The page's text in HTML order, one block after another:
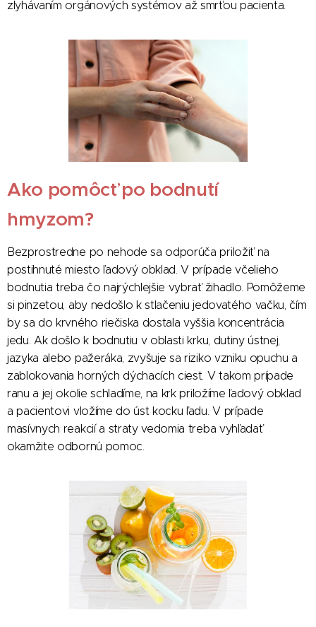
zlyhávaním orgánových systémov až smrťou pacienta.
Ako pomôcť po bodnutí
hmyzom?
Bezprostredne po nehode sa odporúča priložiť na
postihnuté miesto ľadový obklad. V prípade včelieho
bodnutia treba čo najrýchlejšie vybrať žihadlo. Pomôžeme
si pinzetou, aby nedošlo k stlačeniu jedovatého vačku, čím
by sa do krvného riečiska dostala vyššia koncentrácia
jedu. Ak došlo k bodnutiu v oblasti krku, dutiny ústnej,
jazyka alebo pažeráka, zvyšuje sa riziko vzniku opuchu a
zablokovania horných dýchacích ciest. V takom prípade
ranu a jej okolie schladíme, na krk priložíme ľadový obklad
a pacientovi vložíme do úst kocku ľadu. V prípade
masívnych reakcií a straty vedomia treba vyhľadať
okamžite odbornú pomoc.